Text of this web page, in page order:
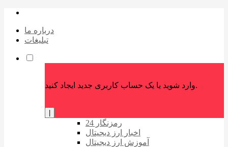
درباره ما
تبلیغات
وارد شوید یا یک حساب کاربری جدید ایجاد کنید.
رمزنگار 24
اخبار ارز دیجیتال
آموزش ارز دیجیتال